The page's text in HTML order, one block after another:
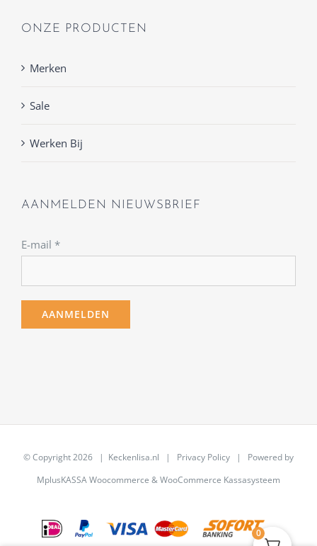
ONZE PRODUCTEN
Merken
Sale
Werken Bij
AANMELDEN NIEUWSBRIEF
E-mail *
© Copyright2026 | Keckenlisa.nl | Privacy Policy | Powered by
MplusKASSA Woocommerce &WooCommerce Kassasysteem
0